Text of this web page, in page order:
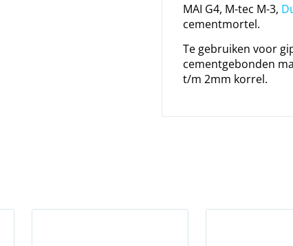
MAI G4, M-tec M-3,
cementmortel.
Te gebruiken voor
cementgebonden
t/m 2mm korrel.